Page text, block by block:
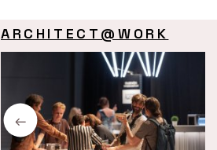
ARCHITECT@WORK